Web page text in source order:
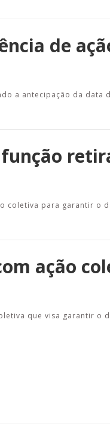
de
a antecipação da
coletiva para garantir
ação
que visa garantir